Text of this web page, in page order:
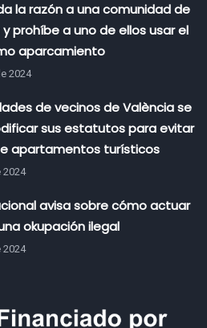
la razón a una comunidad de
prohíbe a uno de ellos usar el
aparcamiento
2024
de vecinos de València se
sus estatutos para evitar
apartamentos turísticos
2024
avisa sobre cómo actuar
okupación ilegal
2024